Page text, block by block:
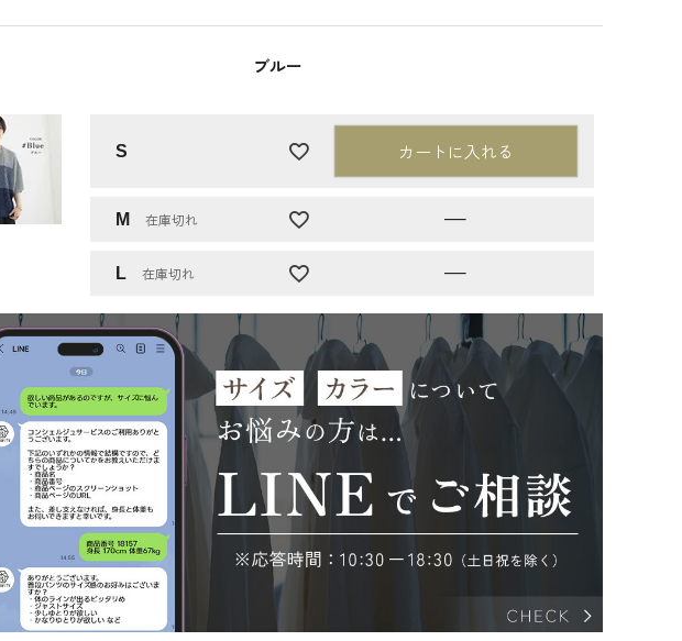
ブルー
S カートに入れる
M 在庫切れ —
L 在庫切れ —